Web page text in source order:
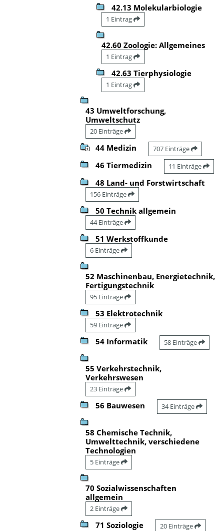
42.13 Molekularbiologie
1 Eintrag
42.60 Zoologie: Allgemeines
1 Eintrag
42.63 Tierphysiologie
1 Eintrag
43 Umweltforschung,
Umweltschutz
20 Einträge
44 Medizin 707 Einträge
46 Tiermedizin 11 Einträge
48 Land- und Forstwirtschaft
156 Einträge
50 Technik allgemein
44 Einträge
51 Werkstoffkunde
6 Einträge
52 Maschinenbau, Energietechnik,
Fertigungstechnik
95 Einträge
53 Elektrotechnik
59 Einträge
54 Informatik 58 Einträge
55 Verkehrstechnik,
Verkehrswesen
23 Einträge
56 Bauwesen 34 Einträge
58 Chemische Technik,
Umwelttechnik, verschiedene
Technologien
5 Einträge
70 Sozialwissenschaften
allgemein
2 Einträge
71 Soziologie 20 Einträge